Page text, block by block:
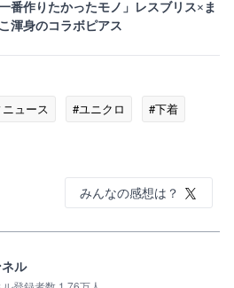
一番作りたかったモノ」レスブリス×ま
渾身のコラボピアス
ュース #ユニクロ
#下着
みんなの感想は？
ル